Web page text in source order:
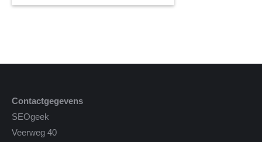
Contactgegevens
SEOgeek
Veerweg 40